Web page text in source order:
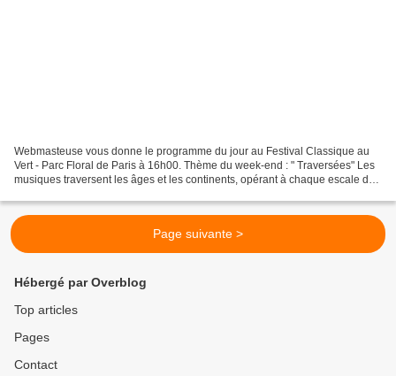
Webmasteuse vous donne le programme du jour au Festival Classique au
Vert - Parc Floral de Paris à 16h00. Thème du week-end : " Traversées" Les
musiques traversent les âges et les continents, opérant à chaque escale de
Page suivante >
Hébergé par Overblog
Top articles
Pages
Contact